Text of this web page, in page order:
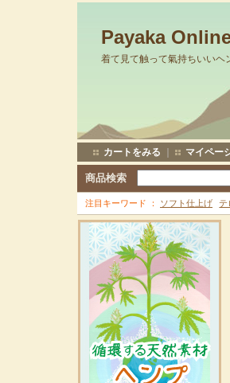
Payaka
着て見て触って氣持ちいいヘ
カートをみる マイペー
商品検索
注目キーワード ソフト仕上げ テ